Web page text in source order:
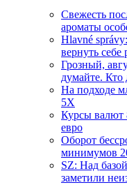
Свежесть
ароматы
Hlavné
вернуть себе
Грозный,
думайте. Кто
На подходе
5X
Курсы валют
евро
Оборот
минимумов
SZ: Над
заметили